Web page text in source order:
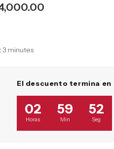
3 minutes
El descuento termina en
02
Horas
59
Min
51
Seg